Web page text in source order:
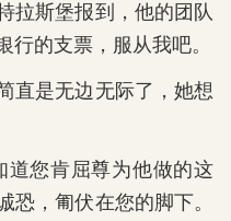
拉斯堡报到，他的团队
的支票，服从我吧。
直是无边无际了，她想
道您肯屈尊为他做的这
恐，匍伏在您的脚下。